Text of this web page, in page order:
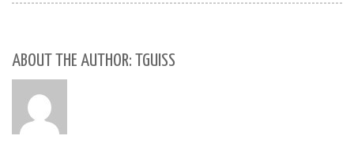
ABOUT THE AUTHOR: TGUISS